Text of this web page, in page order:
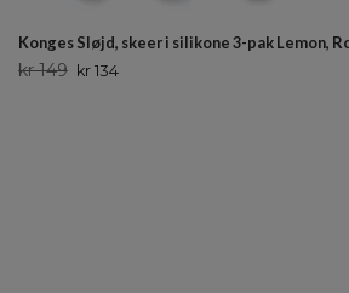
Konges Sløjd, skeer i silikone 3-pak Lemon,
kr 149 kr 134